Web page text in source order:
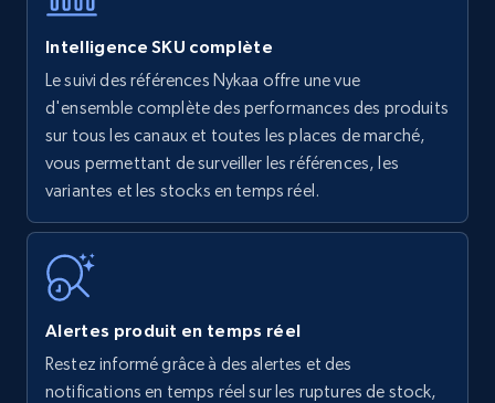
Amazon products - find products by using
upc numbers
Title, Seller name, Brand, Description, Initial
price, Currency, Availability, Reviews count, and
35.2K+
Amazon Reviews
Intelligence SKU complète
Le suivi des références Nykaa offre une vue
d'ensemble complète des performances des produits
sur tous les canaux et toutes les places de marché,
vous permettant de surveiller les références, les
variantes et les stocks en temps réel.
Alertes produit en temps réel
Restez informé grâce à des alertes et des
notifications en temps réel sur les ruptures de stock,